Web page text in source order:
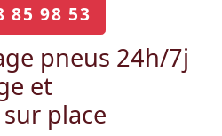
85 98 53
pneus 24h/7j
et
place